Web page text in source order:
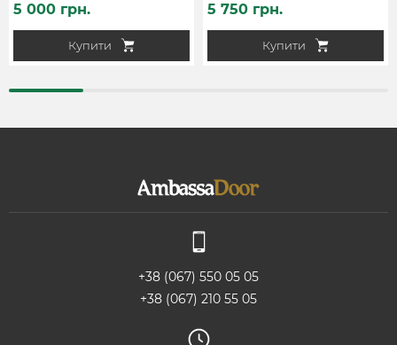
Купити
5 000 грн.
Купити
5 750 грн.
+38 (067) 550 05 05
+38 (067) 210 55 05